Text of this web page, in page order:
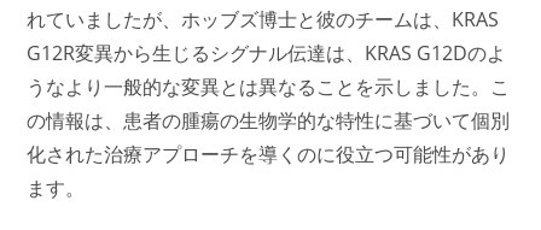
れていましたが、ホッブズ博士と彼のチームは、KRAS
G12R変異から生じるシグナル伝達は、KRAS G12Dのよ
うなより一般的な変異とは異なることを示しました。こ
の情報は、患者の腫瘍の生物学的な特性に基づいて個別
化された治療アプローチを導くのに役立つ可能性があり
ます。